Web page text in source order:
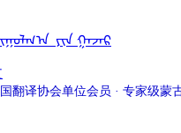
翻译协会单位会员 · 专家级蒙